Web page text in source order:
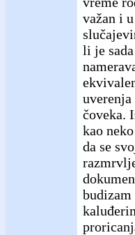
važan i
li je
čoveka.
kao
da se